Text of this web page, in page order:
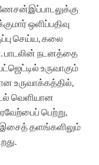
இப்பாடலுக்கு
ஒளிப்பதிவு
செய்ய,கலை
.பாடலின் நடனத்தை
உருவாகும்
உருவாக்கத்தில்,
வெளியான
பெற்று,
இசைத்தளங்களிலும்
.